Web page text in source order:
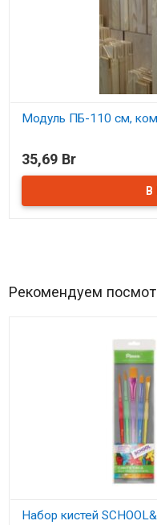
Модуль ПБ-110 см,
35,69 Br
Рекомендуем
Набор кистей